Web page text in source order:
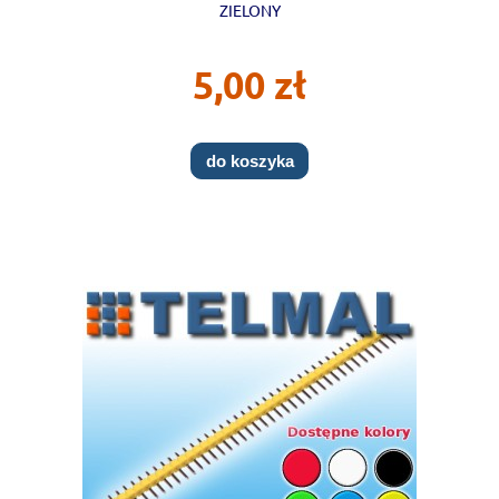
ZIELONY
5,00 zł
do koszyka